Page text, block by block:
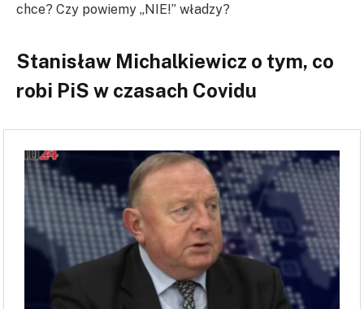
chce? Czy powiemy „NIE!” władzy?
Stanisław Michalkiewicz o tym, co
robi PiS w czasach Covidu